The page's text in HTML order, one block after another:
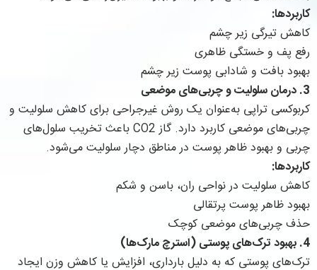
کاربردها:
کاهش تیرگی زیر چشم
رفع پف و خستگی ظاهری
بهبود بافت و شادابی پوست زیر چشم
3. درمان سلولیت و چربی‌های موضعی
کربوکسی تراپی به‌عنوان یک روش غیرجراحی برای کاهش سلولیت و
چربی‌های موضعی کاربرد دارد. گاز CO2 باعث تخریب سلول‌های
چربی و بهبود ظاهر پوست در مناطق دچار سلولیت می‌شود.
کاربردها:
کاهش سلولیت در نواحی ران، باسن و شکم
بهبود ظاهر پوست پرتقالی
حذف چربی‌های موضعی کوچک
4. بهبود ترک‌های پوستی (استرچ مارک‌ها)
ترک‌های پوستی که به دلیل بارداری، افزایش یا کاهش وزن ایجاد